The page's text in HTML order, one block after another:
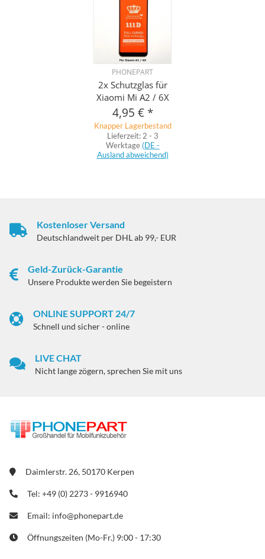
PHONEPART
2x Schutzglas für
Xiaomi Mi A2 / 6X
4,95 € *
Knapper Lagerbestand
Lieferzeit: 2 - 3
Werktage (DE -
Ausland abweichend)
Kostenloser Versand
Deutschlandweit per DHL ab 99,- EUR
Geld-Zurück-Garantie
Unsere Produkte werden Sie begeistern
ONLINE SUPPORT 24/7
Schnell und sicher - online
LIVE CHAT
Nicht lange zögern, sprechen Sie mit uns
Daimlerstr. 26, 50170 Kerpen
Tel: +49 (0) 2273 - 9916940
Email: info@phonepart.de
Öffnungszeiten (Mo-Fr.) 9:00 - 17:30